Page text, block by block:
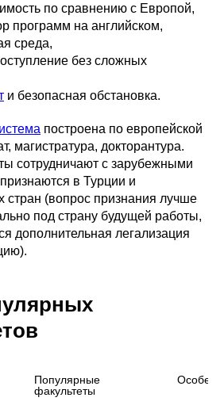
по сравнению с Европой,
программ на английском,
среда,
без сложных
и безопасная обстановка.
построена по европейской
магистратура, докторантура.
сотрудничают с зарубежными
в Турции и
стран (вопрос признания лучше
под страну будущей работы,
дополнительная легализация
Популярные
факультеты